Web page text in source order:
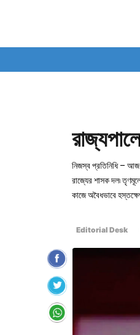
নিজস্ব প্রতিনিধি – আজ
রাজ্যের শাসক দল৷
কাজে অবৈধভাবে
Editorial Desk